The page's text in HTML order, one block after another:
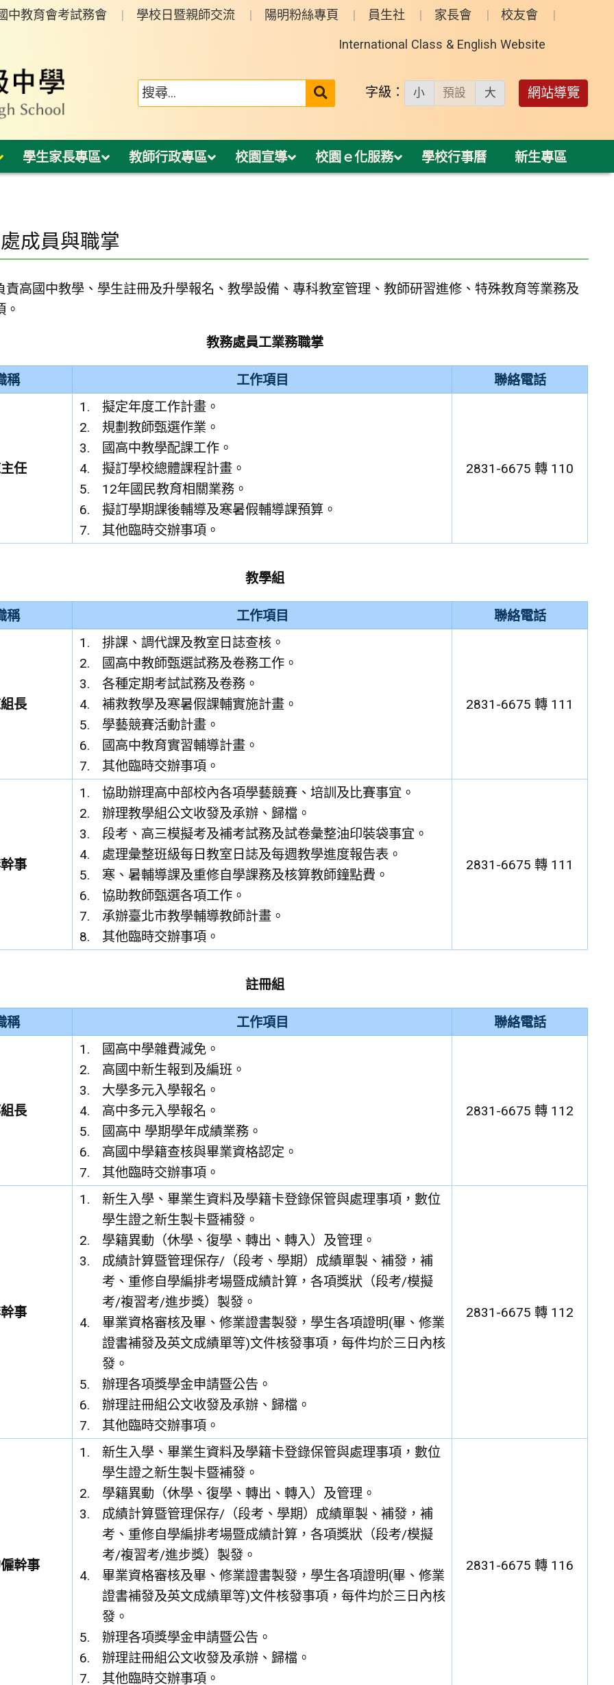
中教育會考試務會 學校日暨親師交流 陽明粉絲專頁 員生社 家長會 校友會
International Class & English Website
送出 字級： 小 預設 大 網站導覽
學生家長專區 教師行政專區 校園宣導 校園ｅ化服務 學校行事曆 新生專區
成員與職掌
責高國中教學、學生註冊及升學報名、教學設備、專科教室管理、教師研習進修、特殊教育等業務及
。
教務處員工業務職掌
稱 工作項目 聯絡電話
任
擬定年度工作計畫。
規劃教師甄選作業。
國高中教學配課工作。
擬訂學校總體課程計畫。
12年國民教育相關業務。
擬訂學期課後輔導及寒暑假輔導課預算。
其他臨時交辦事項。
2831-6675 轉 110
教學組
稱 工作項目 聯絡電話
長
排課、調代課及教室日誌查核。
國高中教師甄選試務及卷務工作。
各種定期考試試務及卷務。
補救教學及寒暑假課輔實施計畫。
學藝競賽活動計畫。
國高中教育實習輔導計畫。
其他臨時交辦事項。
2831-6675 轉 111
事
協助辦理高中部校內各項學藝競賽、培訓及比賽事宜。
辦理教學組公文收發及承辦、歸檔。
段考、高三模擬考及補考試務及試卷彙整油印裝袋事宜。
處理彙整班級每日教室日誌及每週教學進度報告表。
寒、暑輔導課及重修自學課務及核算教師鐘點費。
協助教師甄選各項工作。
承辦臺北市教學輔導教師計畫。
其他臨時交辦事項。
2831-6675 轉 111
註冊組
稱 工作項目 聯絡電話
長
國高中學雜費減免。
高國中新生報到及編班。
大學多元入學報名。
高中多元入學報名。
國高中 學期學年成績業務。
高國中學籍查核與畢業資格認定。
其他臨時交辦事項。
2831-6675 轉 112
事
新生入學、畢業生資料及學籍卡登錄保管與處理事項，數位
學生證之新生製卡暨補發。
學籍異動（休學、復學、轉出、轉入）及管理。
成績計算暨管理保存/（段考、學期）成績單製、補發，補
考、重修自學編排考場暨成績計算，各項獎狀（段考/模擬
考/複習考/進步獎）製發。
畢業資格審核及畢、修業證書製發，學生各項證明(畢、修業
證書補發及英文成績單等)文件核發事項，每件均於三日內核
發。
辦理各項獎學金申請暨公告。
辦理註冊組公文收發及承辦、歸檔。
其他臨時交辦事項。
2831-6675 轉 112
幹事
新生入學、畢業生資料及學籍卡登錄保管與處理事項，數位
學生證之新生製卡暨補發。
學籍異動（休學、復學、轉出、轉入）及管理。
成績計算暨管理保存/（段考、學期）成績單製、補發，補
考、重修自學編排考場暨成績計算，各項獎狀（段考/模擬
考/複習考/進步獎）製發。
畢業資格審核及畢、修業證書製發，學生各項證明(畢、修業
證書補發及英文成績單等)文件核發事項，每件均於三日內核
發。
辦理各項獎學金申請暨公告。
辦理註冊組公文收發及承辦、歸檔。
其他臨時交辦事項。
2831-6675 轉 116